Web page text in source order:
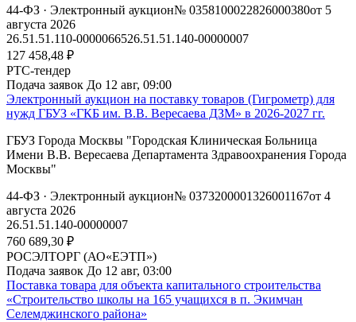
44-ФЗ · Электронный аукцион№ 0358100022826000380от 5
августа 2026
26.51.51.110-0000066526.51.51.140-00000007
127 458,48 ₽
РТС-тендер
Подача заявок До 12 авг, 09:00
Электронный аукцион на поставку товаров (Гигрометр) для
нужд ГБУЗ «ГКБ им. В.В. Вересаева ДЗМ» в 2026-2027 гг.
ГБУЗ Города Москвы "Городская Клиническая Больница
Имени В.В. Вересаева Департамента Здравоохранения Города
Москвы"
44-ФЗ · Электронный аукцион№ 0373200001326001167от 4
августа 2026
26.51.51.140-00000007
760 689,30 ₽
РОСЭЛТОРГ (АО«ЕЭТП»)
Подача заявок До 12 авг, 03:00
Поставка товара для объекта капитального строительства
«Строительство школы на 165 учащихся в п. Экимчан
Селемджинского района»